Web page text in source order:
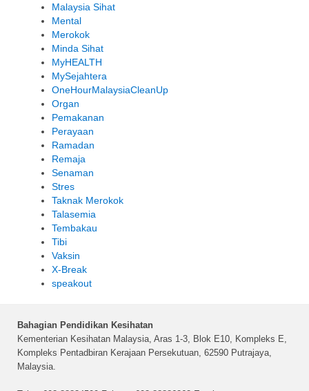
Malaysia Sihat
Mental
Merokok
Minda Sihat
MyHEALTH
MySejahtera
OneHourMalaysiaCleanUp
Organ
Pemakanan
Perayaan
Ramadan
Remaja
Senaman
Stres
Taknak Merokok
Talasemia
Tembakau
Tibi
Vaksin
X-Break
speakout
Bahagian Pendidikan Kesihatan
Kementerian Kesihatan Malaysia, Aras 1-3, Blok E10, Kompleks E,
Kompleks Pentadbiran Kerajaan Persekutuan, 62590 Putrajaya,
Malaysia.